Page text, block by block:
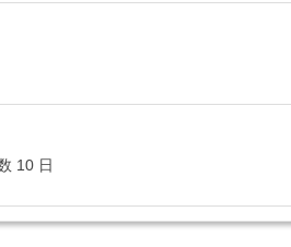
10 日